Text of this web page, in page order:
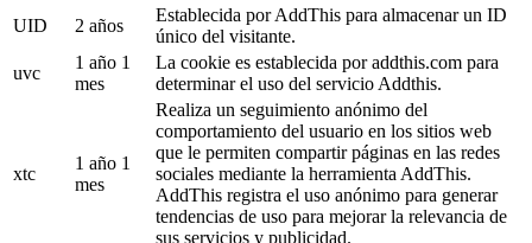
UID
2 años
Establecida por AddThis para almacenar un ID
único del visitante.
uvc
1 año 1
mes
La cookie es establecida por addthis.com para
determinar el uso del servicio Addthis.
xtc
1 año 1
mes
Realiza un seguimiento anónimo del
comportamiento del usuario en los sitios web
que le permiten compartir páginas en las redes
sociales mediante la herramienta AddThis.
AddThis registra el uso anónimo para generar
tendencias de uso para mejorar la relevancia de
sus servicios y publicidad.